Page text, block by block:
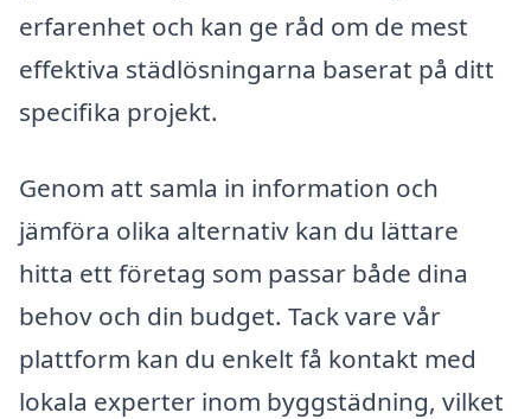
erfarenhet och kan ge råd om de mest
effektiva städlösningarna baserat på ditt
specifika projekt.
Genom att samla in information och
jämföra olika alternativ kan du lättare
hitta ett företag som passar både dina
behov och din budget. Tack vare vår
plattform kan du enkelt få kontakt med
lokala experter inom byggstädning, vilket